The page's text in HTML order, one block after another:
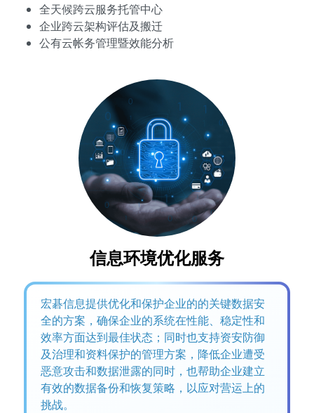
全天候跨云服务托管中心
企业跨云架构评估及搬迁
公有云帐务管理暨效能分析
信息环境优化服务
宏碁信息提供优化和保护企业的的关键数据安
全的方案，确保企业的系统在性能、稳定性和
效率方面达到最佳状态；同时也支持资安防御
及治理和资料保护的管理方案，降低企业遭受
恶意攻击和数据泄露的同时，也帮助企业建立
有效的数据备份和恢复策略，以应对营运上的
挑战。